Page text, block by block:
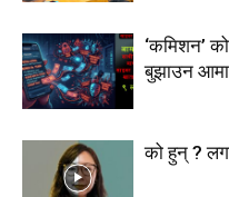
‘कमिशन’ को
बुझाउन
को हुन् ?